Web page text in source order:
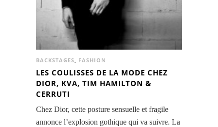
BACKSTAGES, FASHION
LES COULISSES DE LA MODE CHEZ
DIOR, KVA, TIM HAMILTON &
CERRUTI
Chez Dior, cette posture sensuelle et fragile
annonce l’explosion gothique qui va suivre. La